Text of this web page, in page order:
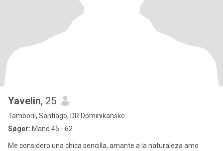
Yavelin, 25
Tamboril, Santiago, DR Dominikanske
Søger: Mand 45 - 62
Me considero una chica sencilla, amante a la naturaleza amo